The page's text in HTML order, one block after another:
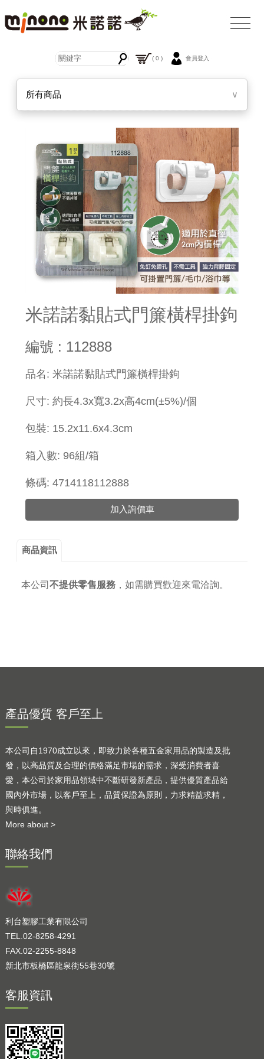
( 0 ) 會員登入
所有商品 ∨
米諾諾黏貼式門簾橫桿掛鉤
編號 : 112888
品名: 米諾諾黏貼式門簾橫桿掛鉤
尺寸: 約長4.3x寬3.2x高4cm(±5%)/個
包裝: 15.2x11.6x4.3cm
箱入數: 96組/箱
條碼: 4714118112888
加入詢價車
商品資訊
本公司 不提供零售服務， 如需購買歡迎來電洽詢。
產品優質 客戶至上
本公司自1970成立以來，即致力於各種五金家用品的製造及批
發，以高品質及合理的價格滿足市場的需求，深受消費者喜
愛，本公司於家用品領域中不斷研發新產品，提供優質產品給
國內外市場，以客戶至上，品質保證為原則，力求精益求精，
與時俱進。
More about >
聯絡我們
利台塑膠工業有限公司
TEL.02-8258-4291
FAX.02-2255-8848
新北市板橋區龍泉街55巷30號
客服資訊